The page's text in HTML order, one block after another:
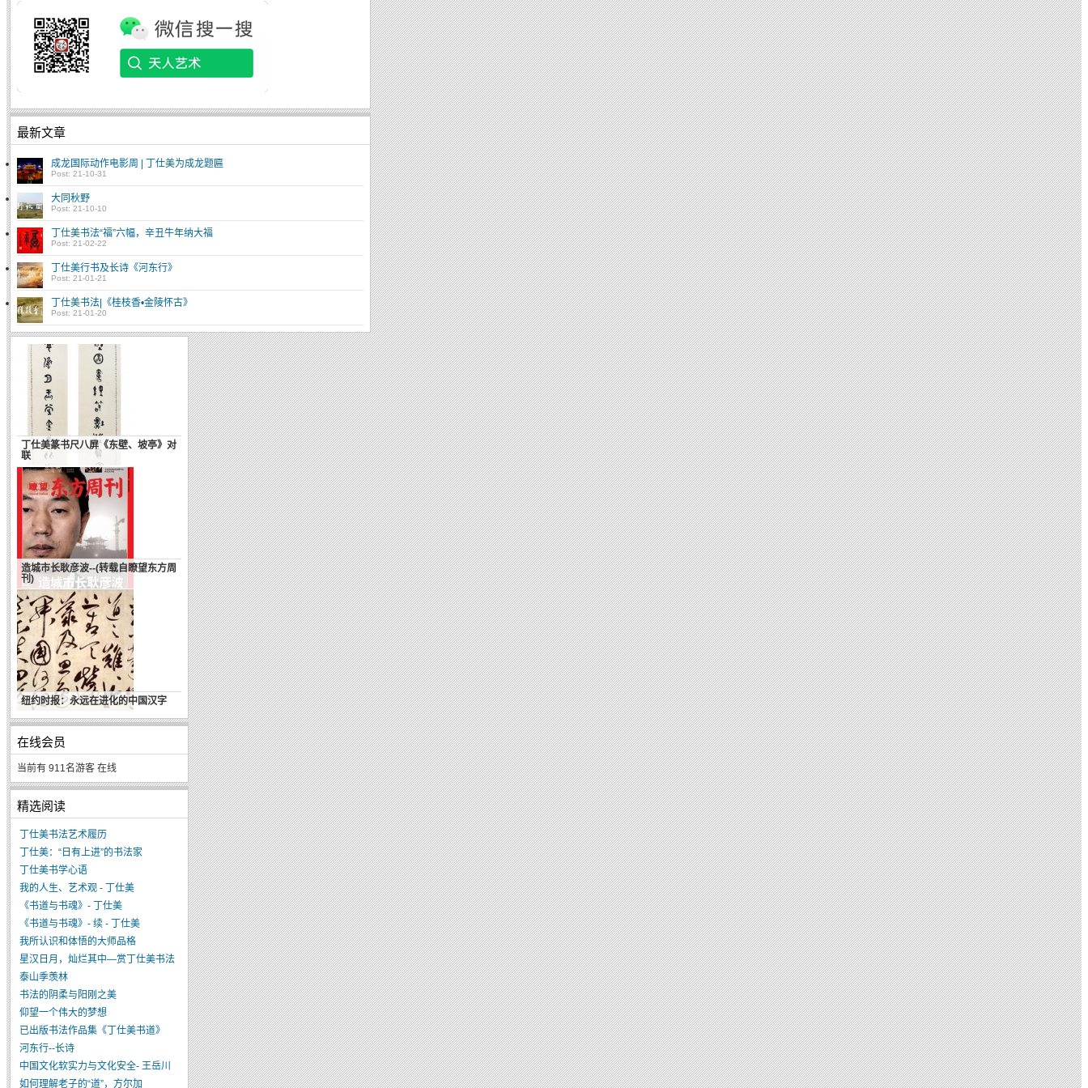
最新文章
成龙国际动作电影周 | 丁仕美为成龙题匾
Post: 21-10-31
大同秋野
Post: 21-10-10
丁仕美书法“福”六幅，辛丑牛年纳大福
Post: 21-02-22
丁仕美行书及长诗《河东行》
Post: 21-01-21
丁仕美书法|《桂枝香•金陵怀古》
Post: 21-01-20
中国书法：中华文化的代表性符号
丁仕美篆书尺八屏《东壁、坡亭》对
联
漫谈中国书法之文化精神
造城市长耿彦波--(转载自瞭望东方周
刊)
纽约时报：永远在进化的中国汉字
在线会员
当前有 911名游客 在线
精选阅读
丁仕美书法艺术履历
丁仕美：“日有上进”的书法家
丁仕美书学心语
我的人生、艺术观 - 丁仕美
《书道与书魂》- 丁仕美
《书道与书魂》- 续 - 丁仕美
我所认识和体悟的大师品格
星汉日月，灿烂其中—赏丁仕美书法
泰山季羡林
书法的阴柔与阳刚之美
仰望一个伟大的梦想
已出版书法作品集《丁仕美书道》
河东行--长诗
中国文化软实力与文化安全- 王岳川
如何理解老子的“道”，方尔加